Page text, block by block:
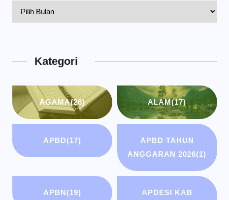
BandungKategori
AGAMA(26) ALAM(17)
APBD(17)
APBD TAHUN
ANGGARAN 2026(1)
APBN(19)
APDESI KAB